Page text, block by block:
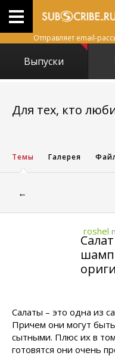
Отправляет email-
Выпуски
Для тех, кто
329
Темы Галерея
←
roshel
Салаты – это одна из
Причем они могут
сытными. Плюс их в
готовятся они очень